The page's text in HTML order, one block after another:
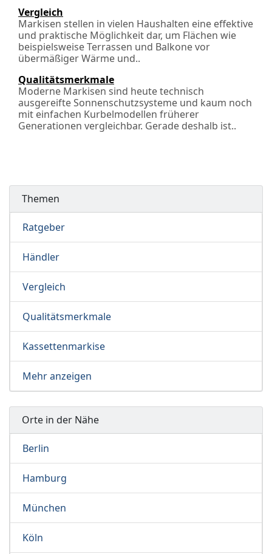
Vergleich
Markisen stellen in vielen Haushalten eine effektive
und praktische Möglichkeit dar, um Flächen wie
beispielsweise Terrassen und Balkone vor
übermäßiger Wärme und..
Qualitätsmerkmale
Moderne Markisen sind heute technisch
ausgereifte Sonnenschutzsysteme und kaum noch
mit einfachen Kurbelmodellen früherer
Generationen vergleichbar. Gerade deshalb ist..
Themen
Ratgeber
Händler
Vergleich
Qualitätsmerkmale
Kassettenmarkise
Mehr anzeigen
Orte in der Nähe
Berlin
Hamburg
München
Köln